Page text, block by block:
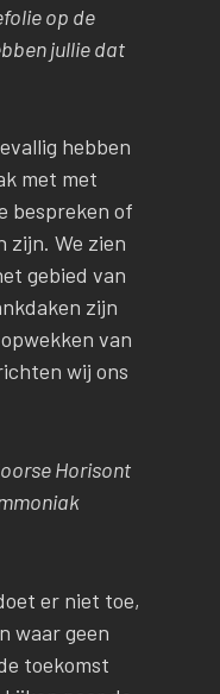
op de
jullie dat
hebben
met met
bespreken of
zijn. We zien
gebied van
zijn
van
wij ons
Horisont
er niet toe,
waar geen
toekomst